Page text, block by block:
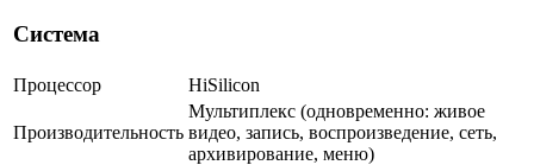
Система
Процессор HiSilicon
Производительность
Мультиплекс (одновременно: живое
видео, запись, воспроизведение, сеть,
архивирование, меню)